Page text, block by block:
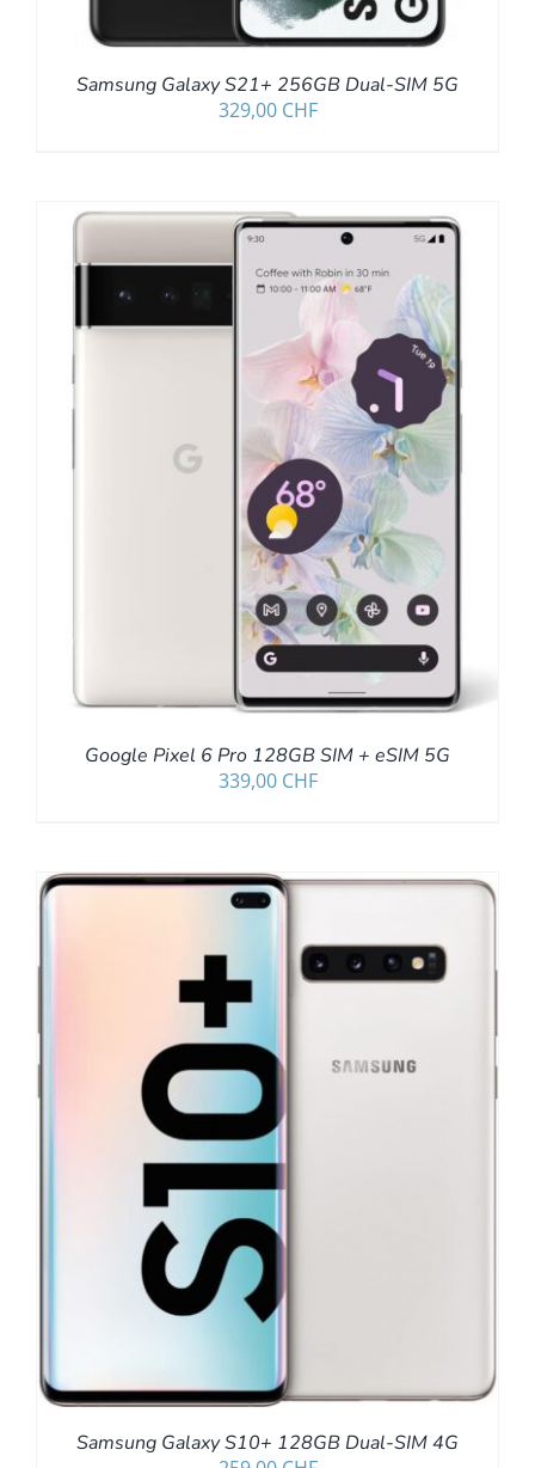
Samsung Galaxy S21+ 256GB Dual-SIM 5G
329,00 CHF
Google Pixel 6 Pro 128GB SIM + eSIM 5G
339,00 CHF
Samsung Galaxy S10+ 128GB Dual-SIM 4G